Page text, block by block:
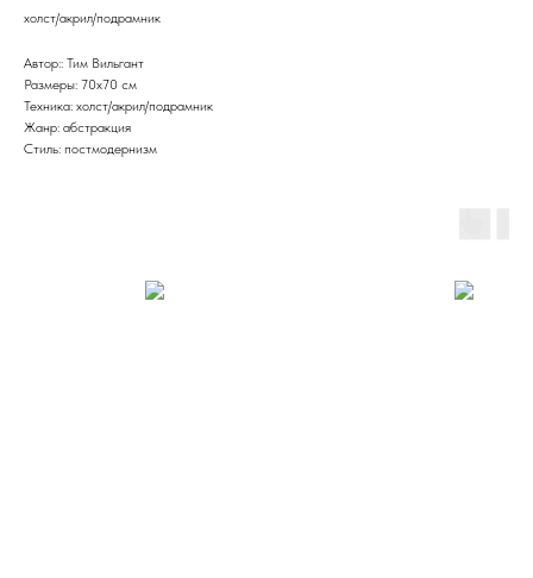
холст/акрил/подрамник
Автор:: Тим Вильгант
Размеры: 70х70 см
Техника: холст/акрил/подрамник
Жанр: абстракция
Стиль: постмодернизм